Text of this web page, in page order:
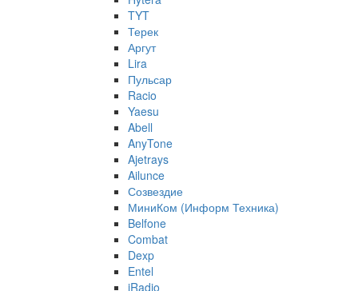
TYT
Терек
Аргут
Lira
Пульсар
Racio
Yaesu
Abell
AnyTone
Ajetrays
Ailunce
Созвездие
МиниКом (Информ Техника)
Belfone
Combat
Dexp
Entel
iRadio